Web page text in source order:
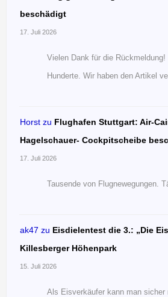
beschädigt
17. Juli 2026
Vielen Dank für die
Hunderte. Wir haben den Artikel
Horst zu Flughafen Stuttgart: Air-
Hagelschauer- Cockpitscheibe
17. Juli 2026
Tausende von Flugnewegungen.
ak47 zu Eisdielentest die 3.: „Die
Killesberger Höhenpark
15. Juli 2026
Als Eisverkäufer kann man sicher